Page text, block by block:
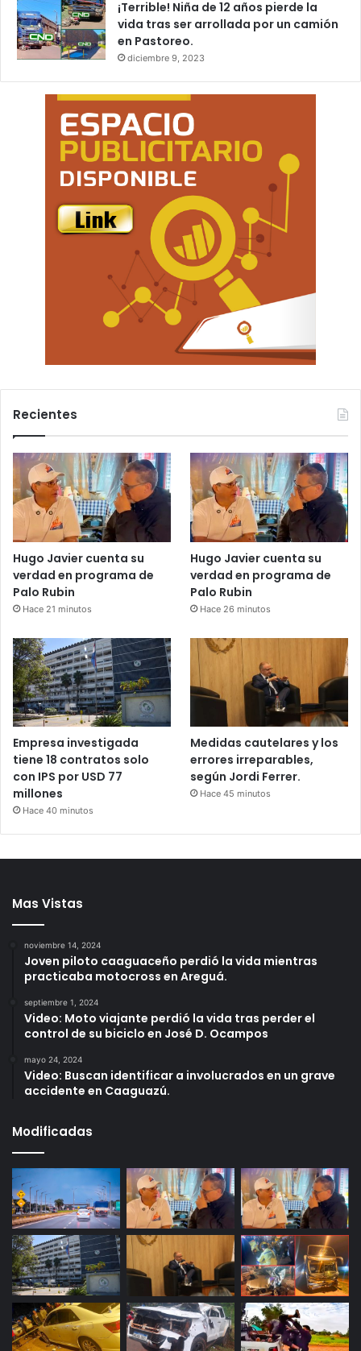
¡Terrible! Niña de 12 años pierde la
vida tras ser arrollada por un camión
en Pastoreo.
diciembre 9, 2023
Recientes
Hugo Javier cuenta su
verdad en programa de
Palo Rubin
Hace 21 minutos
Hugo Javier cuenta su
verdad en programa de
Palo Rubin
Hace 26 minutos
Empresa investigada
tiene 18 contratos solo
con IPS por USD 77
millones
Hace 40 minutos
Medidas cautelares y los
errores irreparables,
según Jordi Ferrer.
Hace 45 minutos
Mas Vistas
noviembre 14, 2024
Joven piloto caaguaceño perdió la vida mientras
practicaba motocross en Areguá.
septiembre 1, 2024
Video: Moto viajante perdió la vida tras perder el
control de su biciclo en José D. Ocampos
mayo 24, 2024
Video: Buscan identificar a involucrados en un grave
accidente en Caaguazú.
Modificadas